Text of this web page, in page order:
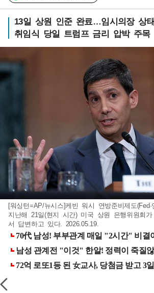
13일 상원 인준 완료…임시의장 상태
취임식 당일 트럼프 금리 압박 주목
[워싱턴=AP/뉴시스]케빈 워시 연방준비제도
지난해 21일(현지 시간) 미국 상원 은행위원회
서 답변하고 있다. 2026.05.19.